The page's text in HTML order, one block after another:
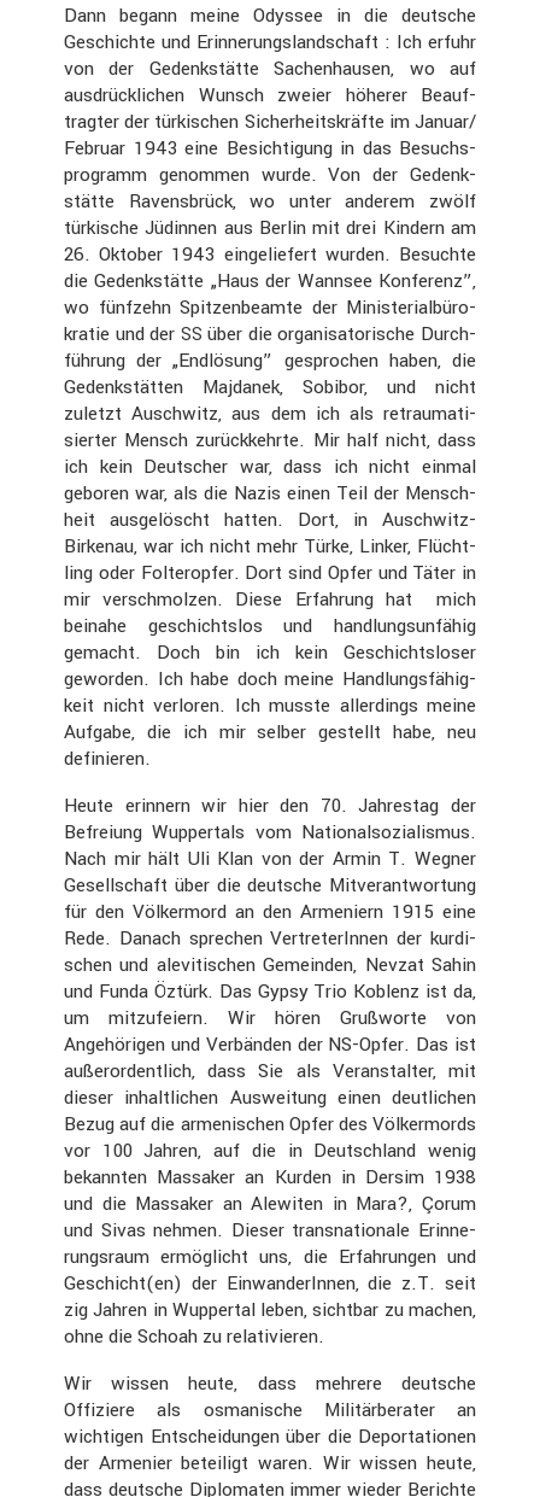
Dann begann meine Odyssee in die deutsche
Geschichte und Erinne­rungs­land­schaft : Ich erfuhr
von der Gedenk­stätte Sachen­hausen, wo auf
ausdrück­li­chen Wunsch zweier höherer Beauf­
tragter der türki­schen Sicher­heits­kräfte im Januar/
Februar 1943 eine Besich­ti­gung in das Besuchs­
pro­gramm genommen wurde. Von der Gedenk­
stätte Ravens­brück, wo unter anderem zwölf
türki­sche Jüdinnen aus Berlin mit drei Kindern am
26. Oktober 1943 einge­lie­fert wurden. Besuchte
die Gedenk­stätte „Haus der Wannsee Konfe­renz”,
wo fünfzehn Spitzen­be­amte der Minis­te­ri­al­bü­ro­
kratie und der SS über die organi­sa­to­ri­sche Durch­
füh­rung der „Endlö­sung” gespro­chen haben, die
Gedenk­stätten Majdanek, Sobibor, und nicht
zuletzt Ausch­witz, aus dem ich als retrau­ma­ti­
sierter Mensch zurück­kehrte. Mir half nicht, dass
ich kein Deutscher war, dass ich nicht einmal
geboren war, als die Nazis einen Teil der Mensch­
heit ausge­löscht hatten. Dort, in Ausch­witz-
Birkenau, war ich nicht mehr Türke, Linker, Flücht­
ling oder Folter­opfer. Dort sind Opfer und Täter in
mir verschmolzen. Diese Erfah­rung hat mich
beinahe geschichtslos und handlungs­un­fähig
gemacht. Doch bin ich kein Geschichts­loser
geworden. Ich habe doch meine Handlungs­fä­hig­
keit nicht verloren. Ich musste aller­dings meine
Aufgabe, die ich mir selber gestellt habe, neu
definieren.
Heute erinnern wir hier den 70. Jahrestag der
Befreiung Wupper­tals vom Natio­nal­so­zia­lismus.
Nach mir hält Uli Klan von der Armin T. Wegner
Gesell­schaft über die deutsche Mitver­ant­wor­tung
für den Völker­mord an den Armeniern 1915 eine
Rede. Danach sprechen Vertre­te­rInnen der kurdi­
schen und alevi­ti­schen Gemeinden, Nevzat Sahin
und Funda Öztürk. Das Gypsy Trio Koblenz ist da,
um mitzu­feiern. Wir hören Grußworte von
Angehö­rigen und Verbänden der NS-Opfer. Das ist
außer­or­dent­lich, dass Sie als Veran­stalter, mit
dieser inhalt­li­chen Auswei­tung einen deutli­chen
Bezug auf die armeni­schen Opfer des Völker­mords
vor 100 Jahren, auf die in Deutsch­land wenig
bekannten Massaker an Kurden in Dersim 1938
und die Massaker an Alewiten in Mara?, Çorum
und Sivas nehmen. Dieser trans­na­tio­nale Erinne­
rungs­raum ermög­licht uns, die Erfah­rungen und
Geschicht(en) der Einwan­de­rInnen, die z.T. seit
zig Jahren in Wuppertal leben, sichtbar zu machen,
ohne die Schoah zu relati­vieren.
Wir wissen heute, dass mehrere deutsche
Offiziere als osmani­sche Militär­be­rater an
wichtigen Entschei­dungen über die Depor­ta­tionen
der Armenier betei­ligt waren. Wir wissen heute,
dass deutsche Diplo­maten immer wieder Berichte